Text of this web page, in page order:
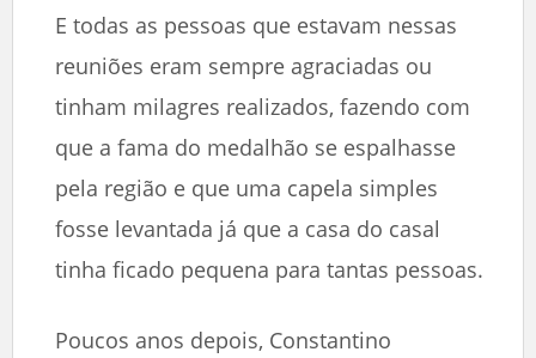
E todas as pessoas que estavam nessas
reuniões eram sempre agraciadas ou
tinham milagres realizados, fazendo com
que a fama do medalhão se espalhasse
pela região e que uma capela simples
fosse levantada já que a casa do casal
tinha ficado pequena para tantas pessoas.
Poucos anos depois, Constantino